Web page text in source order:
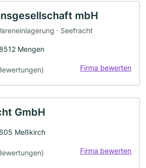
mbH
· Seefracht
Mengen
Firma bewerten
GmbH
Meßkirch
Firma bewerten